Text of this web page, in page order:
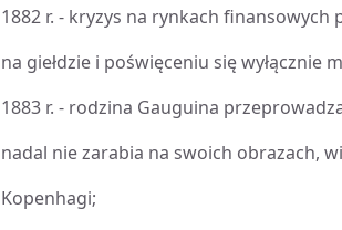
1882 r. - kryzys na rynkach finansowych
na giełdzie i poświęceniu się wyłącznie
1883 r. - rodzina Gauguina
nadal nie zarabia na swoich obrazach,
Kopenhagi;